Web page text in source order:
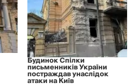
Будинок Спілки
письменників України
постраждав унаслідок
атаки на Київ